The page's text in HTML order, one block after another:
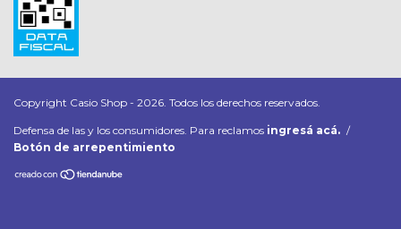
Copyright Casio Shop - 2026. Todos los derechos reservados.
Defensa de las y los consumidores. Para reclamos ingresá acá. /
Botón de arrepentimiento